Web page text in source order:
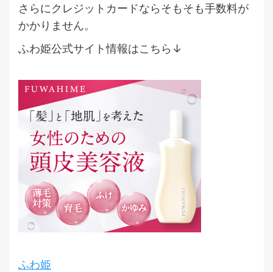
さらにクレジットカードならそもそも手数料が
かかりません。
ふわ姫公式サイト情報はこちら↓
ふわ姫